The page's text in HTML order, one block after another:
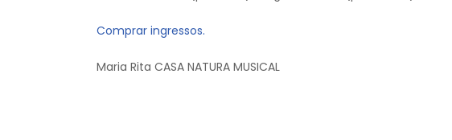
Comprar ingressos.
Maria Rita CASA NATURA MUSICAL